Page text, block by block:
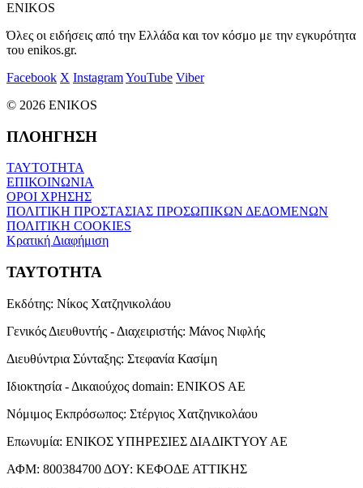
ENIKOS
Όλες οι ειδήσεις από την Ελλάδα και τον κόσμο με την εγκυρότητα
του enikos.gr.
Facebook X InstagramYouTube Viber
© 2026 ENIKOS
ΠΛΟΗΓΗΣΗ
ΤΑΥΤΟΤΗΤΑ
ΕΠΙΚΟΙΝΩΝΙΑ
ΟΡΟΙ ΧΡΗΣΗΣ
ΠΟΛΙΤΙΚΗ ΠΡΟΣΤΑΣΙΑΣ ΠΡΟΣΩΠΙΚΩΝ ΔΕΔΟΜΕΝΩΝ
ΠΟΛΙΤΙΚΗ COOKIES
Κρατική Διαφήμιση
ΤΑΥΤΟΤΗΤΑ
Εκδότης: Νίκος Χατζηνικολάου
Γενικός Διευθυντής - Διαχειριστής: Μάνος Νιφλής
Διευθύντρια Σύνταξης: Στεφανία Κασίμη
Ιδιοκτησία - Δικαιούχος domain: ENIKOS AE
Νόμιμος Εκπρόσωπος: Στέργιος Χατζηνικολάου
Επωνυμία: ΕΝΙΚΟΣ ΥΠΗΡΕΣΙΕΣ ΔΙΑΔΙΚΤΥΟΥ ΑΕ
ΑΦΜ: 800384700 ΔΟΥ: ΚΕΦΟΔΕ ΑΤΤΙΚΗΣ